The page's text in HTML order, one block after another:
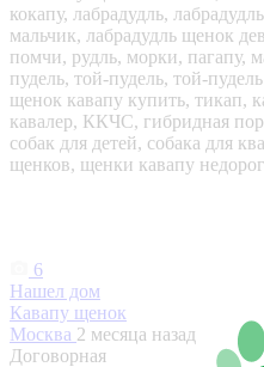
кокапу, лабрадудль,
мальчик, лабрадудль щенок
помчи, рудль, морки, пагапу,
пудель, той‑пудель,
щенок кавапу купить, тикап,
кавалер, ККЧС, гибридная
собак для детей, собака для
щенков, щенки кавапу
6
Нашел дом
Кавапу щенок
Москва 2 месяца назад
Договорная